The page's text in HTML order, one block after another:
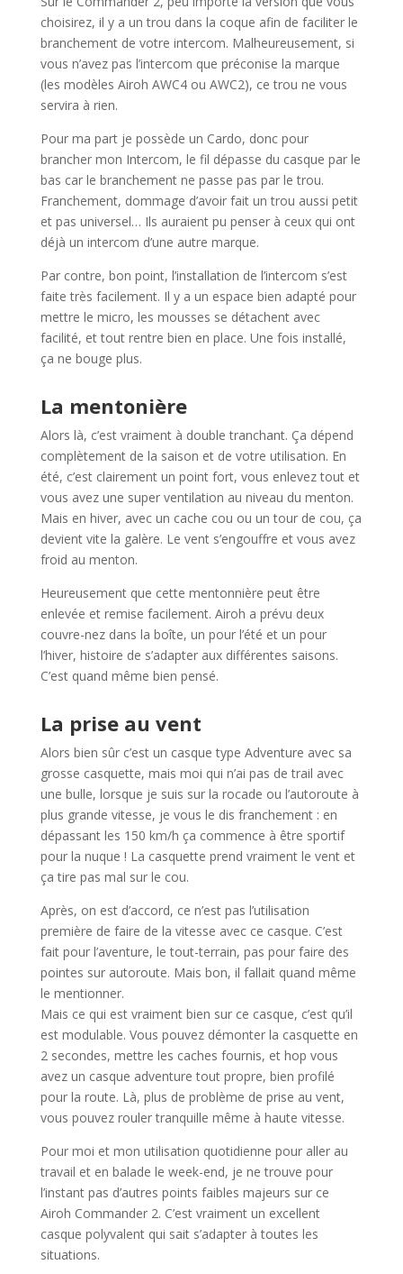
choisirez, il y a un trou dans la coque afin de faciliter le
branchement de votre intercom. Malheureusement, si
vous n’avez pas l’intercom que préconise la marque
(les modèles Airoh AWC4 ou AWC2), ce trou ne vous
servira à rien.
Pour ma part je possède un Cardo, donc pour
brancher mon Intercom, le fil dépasse du casque par le
bas car le branchement ne passe pas par le trou.
Franchement, dommage d’avoir fait un trou aussi petit
et pas universel… Ils auraient pu penser à ceux qui ont
déjà un intercom d’une autre marque.
Par contre, bon point, l’installation de l’intercom s’est
faite très facilement. Il y a un espace bien adapté pour
mettre le micro, les mousses se détachent avec
facilité, et tout rentre bien en place. Une fois installé,
ça ne bouge plus.
La mentonière
Alors là, c’est vraiment à double tranchant. Ça dépend
complètement de la saison et de votre utilisation. En
été, c’est clairement un point fort, vous enlevez tout et
vous avez une super ventilation au niveau du menton.
Mais en hiver, avec un cache cou ou un tour de cou, ça
devient vite la galère. Le vent s’engouffre et vous avez
froid au menton.
Heureusement que cette mentonnière peut être
enlevée et remise facilement. Airoh a prévu deux
couvre-nez dans la boîte, un pour l’été et un pour
l’hiver, histoire de s’adapter aux différentes saisons.
C’est quand même bien pensé.
La prise au vent
Alors bien sûr c’est un casque type Adventure avec sa
grosse casquette, mais moi qui n’ai pas de trail avec
une bulle, lorsque je suis sur la rocade ou l’autoroute à
plus grande vitesse, je vous le dis franchement : en
dépassant les 150 km/h ça commence à être sportif
pour la nuque ! La casquette prend vraiment le vent et
ça tire pas mal sur le cou.
Après, on est d’accord, ce n’est pas l’utilisation
première de faire de la vitesse avec ce casque. C’est
fait pour l’aventure, le tout-terrain, pas pour faire des
pointes sur autoroute. Mais bon, il fallait quand même
le mentionner.
Mais ce qui est vraiment bien sur ce casque, c’est qu’il
est modulable. Vous pouvez démonter la casquette en
2 secondes, mettre les caches fournis, et hop vous
avez un casque adventure tout propre, bien profilé
pour la route. Là, plus de problème de prise au vent,
vous pouvez rouler tranquille même à haute vitesse.
Pour moi et mon utilisation quotidienne pour aller au
travail et en balade le week-end, je ne trouve pour
l’instant pas d’autres points faibles majeurs sur ce
Airoh Commander 2. C’est vraiment un excellent
casque polyvalent qui sait s’adapter à toutes les
situations.